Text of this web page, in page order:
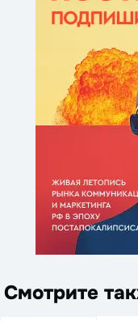
Смотрите